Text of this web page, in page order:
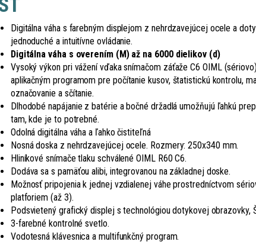
Digitálna váha s farebným displejom z nehrdzavejúcej ocele a
jednoduché a intuitívne ovládanie.
Digitálna váha s overením (M) až na 6000 dielikov (d)
Vysoký výkon pri vážení vďaka snímačom záťaže C6 OIML
aplikačným programom pre počítanie kusov, štatistickú kontrolu,
označovanie a sčítanie.
Dlhodobé napájanie z batérie a bočné držadlá umožňujú ľahkú
tam, kde je to potrebné.
Odolná digitálna váha a ľahko čistiteľná
Nosná doska z nehrdzavejúcej ocele. Rozmery: 250x340 mm.
Hliníkové snímače tlaku schválené OIML R60 C6.
Dodáva sa s pamäťou alibi, integrovanou na základnej doske.
Možnosť pripojenia k jednej vzdialenej váhe prostredníctvom
platforiem (až 3).
Podsvietený grafický displej s technológiou dotykovej obrazovky,
3-farebné kontrolné svetlo.
Vodotesná klávesnica a multifunkčný program.